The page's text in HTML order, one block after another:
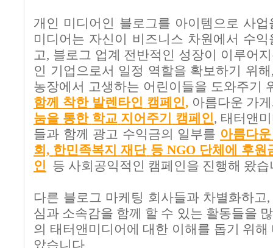
개인 미디어인 블로그를 아이템으로 사
미디어는 자신이 비즈니스 차원에서 수
고, 블로그 업계 전반적인 성장이 이루어
인 기업으로서 일정 역할을 확보하기 위해
농장에서 고생하는 어린이들을 도와주기
함께
착한 발렌타인 캠페인, 아름다운 가
눔을 통한 학교 지어주기 캠페인, 태터앤
들과 함께 광고 수익금의 일부를 아름다운
회, 한민족복지 재 단 등 NGO 단체에
후원
인 등 사회공익적인 캠페인을 진행해 왔습
다른 블로그 마케팅 회사들과 차별화하고
심과 소속감을 함께 할 수 있는 활동들을
의 태터앤미디어에 대한 이해를 돕기 위
았습니다.